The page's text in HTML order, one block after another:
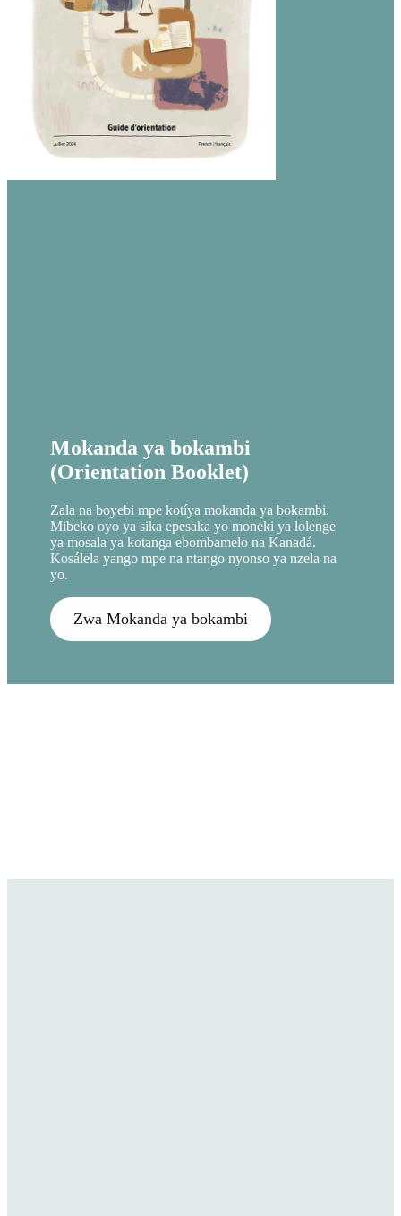
Mokanda ya bokambi
(Orientation Booklet)
Zala na boyebi mpe kotíya mokanda ya bokambi.
Mibeko oyo ya sika epesaka yo moneki ya lolenge
ya mosala ya kotanga ebombamelo na Kanadá.
Kosálela yango mpe na ntango nyonso ya nzela na
yo.
Zwa Mokanda ya bokambi